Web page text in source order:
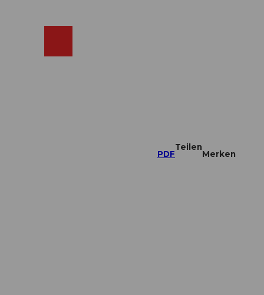
PDF
Teilen
Merken